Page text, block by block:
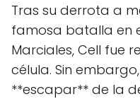
Tras su derrota a
famosa batalla en
Marciales, Cell fue
célula. Sin
**escapar** de la